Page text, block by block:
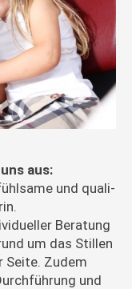
aus:
und qual­i­
Beratung
um das Stillen
Seite. Zudem
und